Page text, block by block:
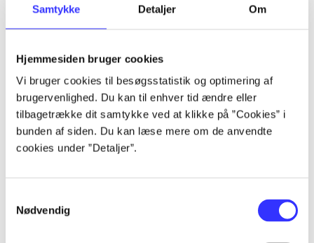
Samtykke Detaljer Om
Hjemmesiden bruger cookies
Vi bruger cookies til besøgsstatistik og optimering af
brugervenlighed. Du kan til enhver tid ændre eller
tilbagetrække dit samtykke ved at klikke på ”Cookies” i
bunden af siden. Du kan læse mere om de anvendte
cookies under ”Detaljer”.
Nødvendig
...
...
...